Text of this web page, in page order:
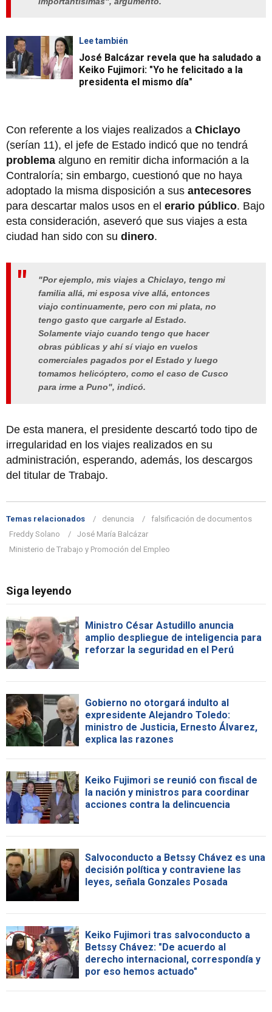
Lee también
José Balcázar revela que ha saludado a
Keiko Fujimori: "Yo he felicitado a la
presidenta el mismo día"
Con referente a los viajes realizados a Chiclayo
(serían 11), el jefe de Estado indicó que no tendrá
problema alguno en remitir dicha información a la
Contraloría; sin embargo, cuestionó que no haya
adoptado la misma disposición a sus antecesores
para descartar malos usos en el erario público. Bajo
esta consideración, aseveró que sus viajes a esta
ciudad han sido con su dinero.
"Por ejemplo, mis viajes a Chiclayo, tengo mi
familia allá, mi esposa vive allá, entonces
viajo continuamente, pero con mi plata, no
tengo gasto que cargarle al Estado.
Solamente viajo cuando tengo que hacer
obras públicas y ahí sí viajo en vuelos
comerciales pagados por el Estado y luego
tomamos helicóptero, como el caso de Cusco
para irme a Puno", indicó.
De esta manera, el presidente descartó todo tipo de
irregularidad en los viajes realizados en su
administración, esperando, además, los descargos
del titular de Trabajo.
Temas relacionados denuncia
falsificación de documentos
Freddy Solano
José María Balcázar
Ministerio de Trabajo y Promoción del Empleo
Siga leyendo
Ministro César Astudillo anuncia
amplio despliegue de inteligencia para
reforzar la seguridad en el Perú
Gobierno no otorgará indulto al
expresidente Alejandro Toledo:
ministro de Justicia, Ernesto Álvarez,
explica las razones
Keiko Fujimori se reunió con fiscal de
la nación y ministros para coordinar
acciones contra la delincuencia
Salvoconducto a Betssy Chávez es una
decisión política y contraviene las
leyes, señala Gonzales Posada
Keiko Fujimori tras salvoconducto a
Betssy Chávez: "De acuerdo al
derecho internacional, correspondía y
por eso hemos actuado"